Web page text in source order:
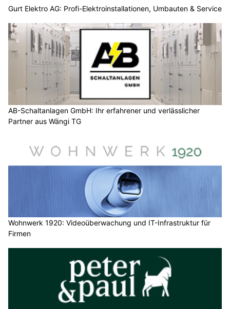
Gurt Elektro AG: Profi-Elektroinstallationen, Umbauten & Service
AB-Schaltanlagen GmbH: Ihr erfahrener und verlässlicher
Partner aus Wängi TG
Wohnwerk 1920: Videoüberwachung und IT-Infrastruktur für
Firmen